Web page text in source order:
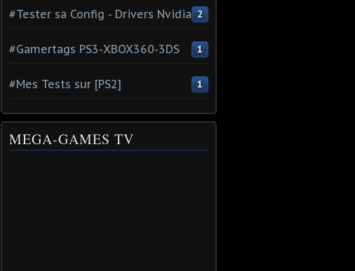
#Tester sa Config - Drivers Nvidia 2
#Gamertags PS3-XBOX360-3DS 1
#Mes Tests sur [PS2] 1
MEGA-GAMES TV